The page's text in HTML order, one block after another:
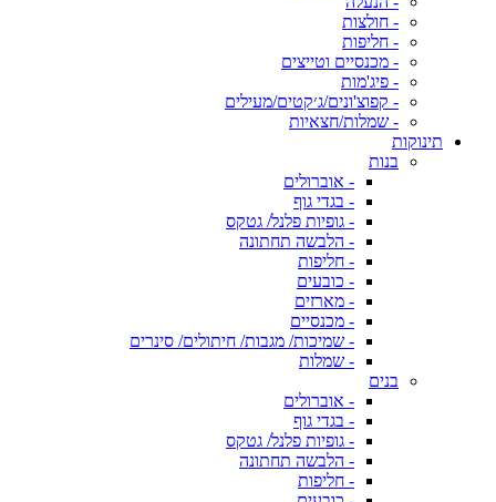
- חולצות
- חליפות
- מכנסיים וטייצים
- פיג'מות
- קפוצ'ונים/ג׳קטים/מעילים
- שמלות/חצאיות
תינוקות
בנות
- אוברולים
- בגדי גוף
- גופיות פלנל/ גטקס
- הלבשה תחתונה
- חליפות
- כובעים
- מארזים
- מכנסיים
- שמיכות/ מגבות/ חיתולים/ סינרים
- שמלות
בנים
- אוברולים
- בגדי גוף
- גופיות פלנל/ גטקס
- הלבשה תחתונה
- חליפות